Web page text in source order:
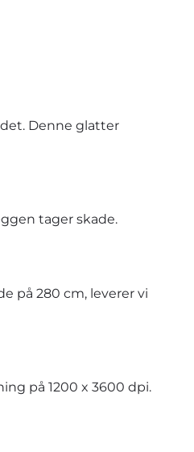
Denne glatter
tager skade.
på 280 cm, leverer vi
på 1200 x 3600 dpi.